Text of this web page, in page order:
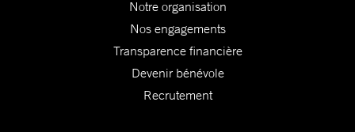
Notre organisation
Nos engagements
Transparence financière
Devenir bénévole
Recrutement